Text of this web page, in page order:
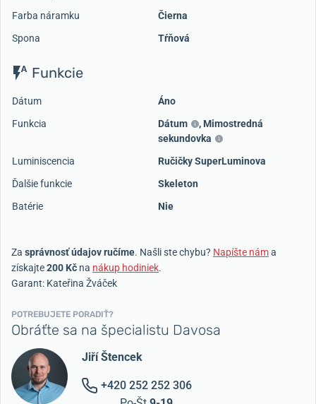
Farba náramku
Čierna
Spona
Tŕňová
Funkcie
Dátum
Áno
Funkcia
Dátum , Mimostredná
sekundovka
Luminiscencia
Ručičky SuperLuminova
Ďalšie funkcie
Skeleton
Batérie
Nie
Za správnosť údajov ručíme. Našli ste chybu? Napíšte náma
získajte200 Kč na nákup hodiniek.
Garant: Kateřina Žváček
POTREBUJETE PORADIŤ?
Obráťte sa na špecialistu Davosa
Jiří Štencek
+420 252 252 306